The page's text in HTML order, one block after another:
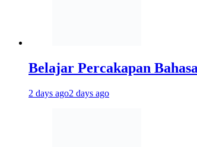
Belajar Percakapan
2 days ago2 days ago